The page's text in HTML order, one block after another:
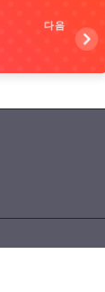
다음